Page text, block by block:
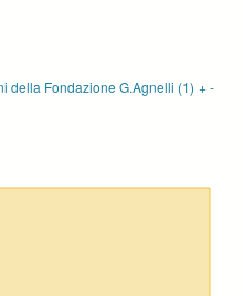
della Fondazione G.Agnelli (1) +-